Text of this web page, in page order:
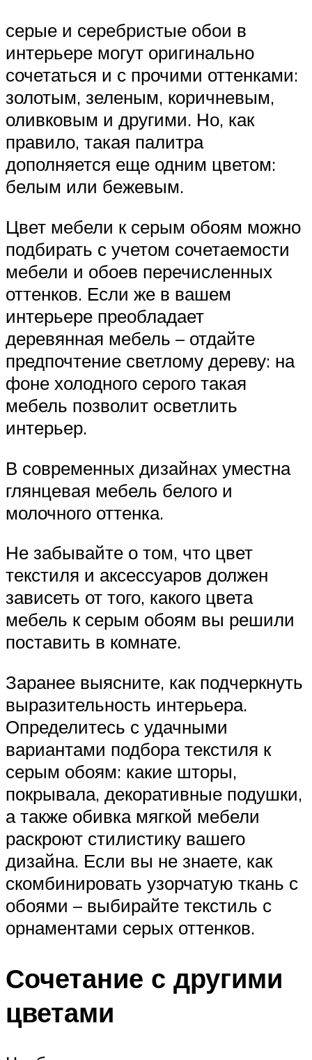
серые и серебристые обои в
интерьере могут оригинально
сочетаться и с прочими оттенками:
золотым, зеленым, коричневым,
оливковым и другими. Но, как
правило, такая палитра
дополняется еще одним цветом:
белым или бежевым.
Цвет мебели к серым обоям можно
подбирать с учетом сочетаемости
мебели и обоев перечисленных
оттенков. Если же в вашем
интерьере преобладает
деревянная мебель – отдайте
предпочтение светлому дереву: на
фоне холодного серого такая
мебель позволит осветлить
интерьер.
В современных дизайнах уместна
глянцевая мебель белого и
молочного оттенка.
Не забывайте о том, что цвет
текстиля и аксессуаров должен
зависеть от того, какого цвета
мебель к серым обоям вы решили
поставить в комнате.
Заранее выясните, как подчеркнуть
выразительность интерьера.
Определитесь с удачными
вариантами подбора текстиля к
серым обоям: какие шторы,
покрывала, декоративные подушки,
а также обивка мягкой мебели
раскроют стилистику вашего
дизайна. Если вы не знаете, как
скомбинировать узорчатую ткань с
обоями – выбирайте текстиль с
орнаментами серых оттенков.
Сочетание с другими
цветами